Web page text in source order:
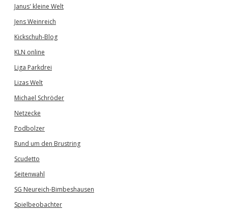
Janus' kleine Welt
Jens Weinreich
Kickschuh-Blog
KLN online
Liga Parkdrei
Lizas Welt
Michael Schröder
Netzecke
Podbolzer
Rund um den Brustring
Scudetto
Seitenwahl
SG Neureich-Bimbeshausen
Spielbeobachter